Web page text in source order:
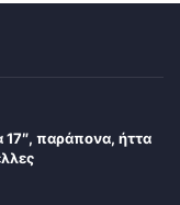
παράπονα, ήττα